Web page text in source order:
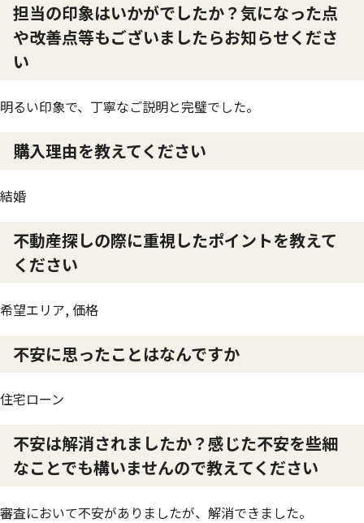
担当の印象はいかがでしたか？気になった点
や改善点等もございましたらお知らせくださ
い
明るい印象で、丁寧なご説明と完璧でした。
購入理由を教えてください
結婚
不動産探しの際に重視したポイントを教えて
ください
希望エリア, 価格
不安に思ったことはなんですか
住宅ローン
不安は解消されましたか？感じた不安を些細
なことでも構いませんので教えてください
審査において不安がありましたが、解消できました。